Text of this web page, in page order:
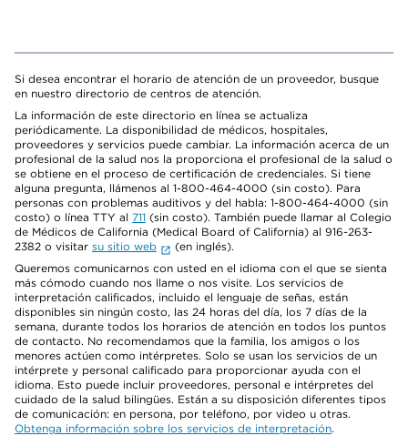
Si desea encontrar el horario de atención de un proveedor, busque
en nuestro directorio de centros de atención.
La información de este directorio en línea se actualiza
periódicamente. La disponibilidad de médicos, hospitales,
proveedores y servicios puede cambiar. La información acerca de un
profesional de la salud nos la proporciona el profesional de la salud o
se obtiene en el proceso de certificación de credenciales. Si tiene
alguna pregunta, llámenos al 1-800-464-4000 (sin costo). Para
personas con problemas auditivos y del habla: 1-800-464-4000 (sin
costo) o línea TTY al 711 (sin costo). También puede llamar al Colegio
de Médicos de California (Medical Board of California) al 916-263-
2382 o visitar su sitio web
(en inglés).
Queremos comunicarnos con usted en el idioma con el que se sienta
más cómodo cuando nos llame o nos visite. Los servicios de
interpretación calificados, incluido el lenguaje de señas, están
disponibles sin ningún costo, las 24 horas del día, los 7 días de la
semana, durante todos los horarios de atención en todos los puntos
de contacto. No recomendamos que la familia, los amigos o los
menores actúen como intérpretes. Solo se usan los servicios de un
intérprete y personal calificado para proporcionar ayuda con el
idioma. Esto puede incluir proveedores, personal e intérpretes del
cuidado de la salud bilingües. Están a su disposición diferentes tipos
de comunicación: en persona, por teléfono, por video u otras.
Obtenga información sobre los servicios de interpretación.